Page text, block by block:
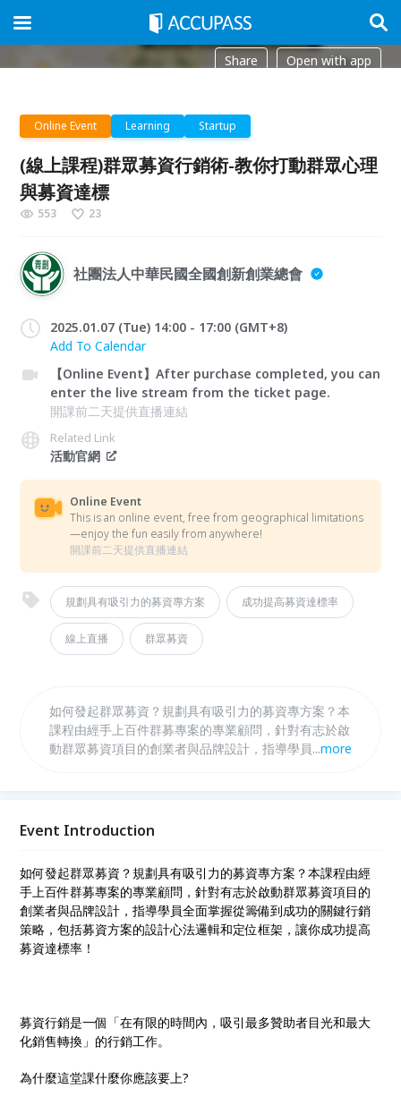
Share Open with app
Online Event Learning Startup
(線上課程)群眾募資行銷術-教你打動群眾心理
與募資達標
553 23
社團法人中華民國全國創新創業總會
2025.01.07 (Tue) 14:00 - 17:00 (GMT+8)
Add To Calendar
【Online Event】After purchase completed, you can
enter the live stream from the ticket page.
開課前二天提供直播連結
Related Link
活動官網
Online Event
This is an online event, free from geographical limitations
—enjoy the fun easily from anywhere!
開課前二天提供直播連結
規劃具有吸引力的募資專方案 成功提高募資達標率
線上直播 群眾募資
如何發起群眾募資？規劃具有吸引力的募資專方案？本
課程由經手上百件群募專案的專業顧問，針對有志於啟
動群眾募資項目的創業者與品牌設計，指導學員全面掌
...more
Event Introduction
如何發起群眾募資？規劃具有吸引力的募資專方案？本課程由經
手上百件群募專案的專業顧問，針對有志於啟動群眾募資項目的
創業者與品牌設計，指導學員全面掌握從籌備到成功的關鍵行銷
策略，包括募資方案的設計心法邏輯和定位框架，讓你成功提高
募資達標率！
募資行銷是一個「在有限的時間內，吸引最多贊助者目光和最大
化銷售轉換」的行銷工作。
為什麼這堂課什麼你應該要上?